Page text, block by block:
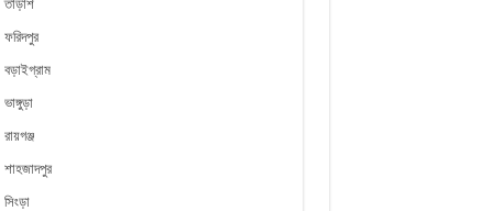
তাড়াশ
ফরিদপুর
বড়াইগ্রাম
ভাঙ্গুড়া
রায়গঞ্জ
শাহজাদপুর
সিংড়া